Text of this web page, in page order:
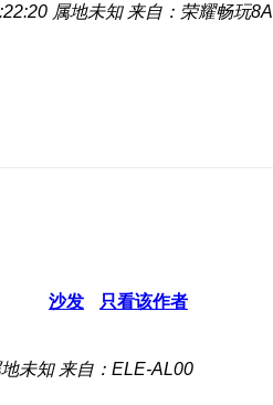
属地未知 来自：荣耀畅玩8A
沙发 只看该作者
地未知 来自：ELE-AL00